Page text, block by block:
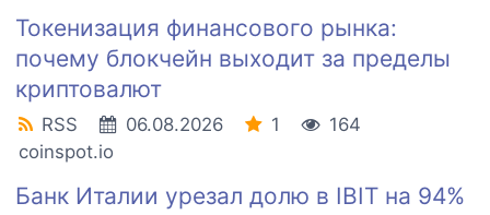
Токенизация финансового рынка:
почему блокчейн выходит за пределы
криптовалют
RSS 06.08.2026 1
164
coinspot.io
Банк Италии урезал долю в IBIT на 94%